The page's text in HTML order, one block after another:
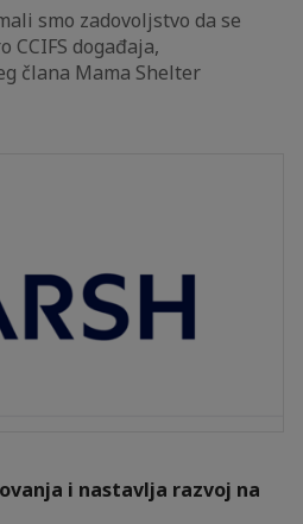
smo zadovoljstvo da se
CCIFS događaja,
člana Mama Shelter
i nastavlja razvoj na